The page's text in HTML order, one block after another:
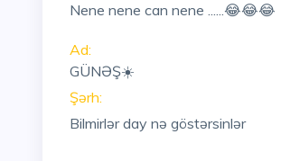
Nene nene can nene ......😂😂😂
Ad:
GÜNƏŞ☀️
Şərh:
Bilmirlər day nə göstərsinlər